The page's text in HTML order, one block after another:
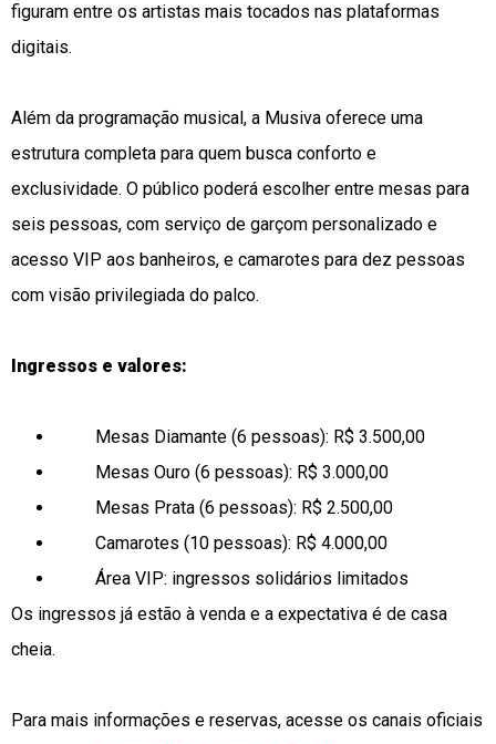
figuram entre os artistas mais tocados nas plataformas
digitais.
Além da programação musical, a Musiva oferece uma
estrutura completa para quem busca conforto e
exclusividade. O público poderá escolher entre mesas para
seis pessoas, com serviço de garçom personalizado e
acesso VIP aos banheiros, e camarotes para dez pessoas
com visão privilegiada do palco.
Ingressos e valores:
Mesas Diamante (6 pessoas): R$ 3.500,00
Mesas Ouro (6 pessoas): R$ 3.000,00
Mesas Prata (6 pessoas): R$ 2.500,00
Camarotes (10 pessoas): R$ 4.000,00
Área VIP: ingressos solidários limitados
Os ingressos já estão à venda e a expectativa é de casa
cheia.
Para mais informações e reservas, acesse os canais oficiais